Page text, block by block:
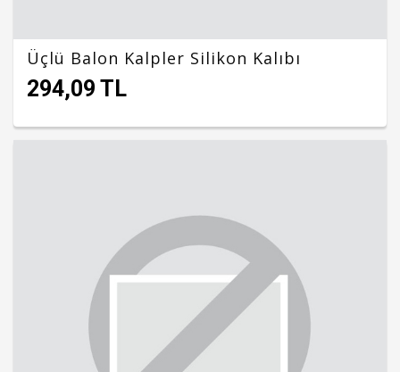
Üçlü Balon Kalpler Silikon Kalıbı
294,09 TL